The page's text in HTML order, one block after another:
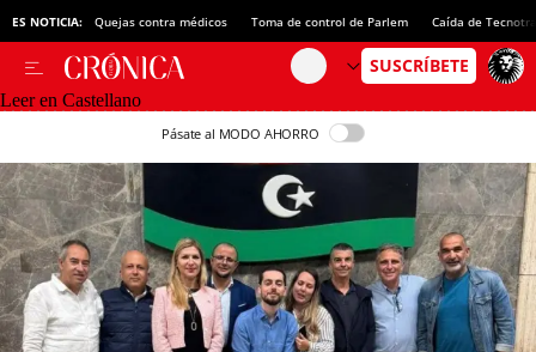
ES NOTICIA: Quejas contra médicos Toma de control de Parlem Caída de
Leer en Castellano
Pásate al MODO AHORRO